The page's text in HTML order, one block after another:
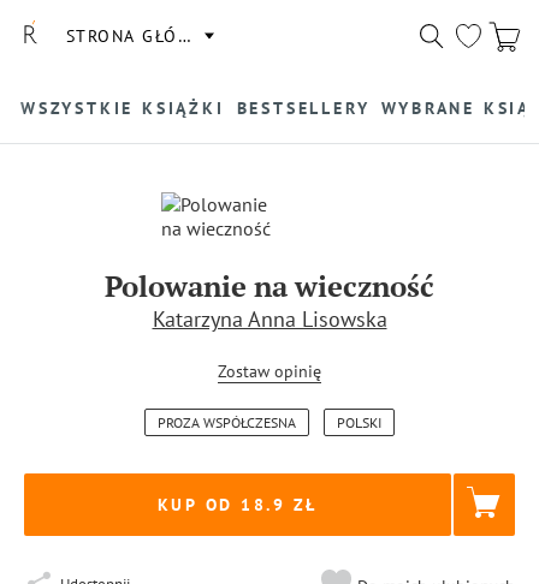
STRONA GŁÓWNA
WSZYSTKIE KSIĄŻKI BESTSELLERY WYBRANE
Polowanie na wieczność
Katarzyna Anna Lisowska
Zostaw opinię
PROZA WSPÓŁCZESNA POLSKI
KUP OD 18.9